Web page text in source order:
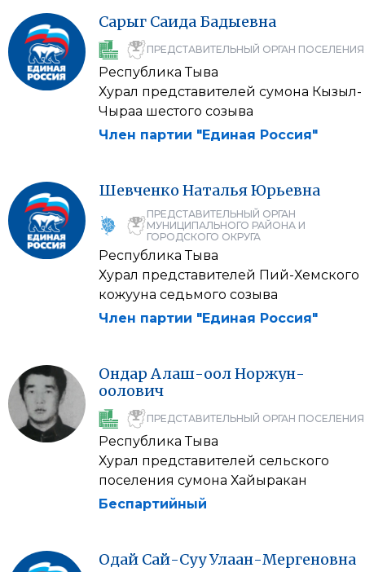
Сарыг Саида Бадыевна
ПРЕДСТАВИТЕЛЬНЫЙ ОРГАН ПОСЕЛЕНИЯ
Республика Тыва
Хурал представителей сумона Кызыл-
Чыраа шестого созыва
Член партии "Единая Россия"
Шевченко НатальяЮрьевна
ПРЕДСТАВИТЕЛЬНЫЙ ОРГАН
МУНИЦИПАЛЬНОГО РАЙОНА И
ГОРОДСКОГО ОКРУГА
Республика Тыва
Хурал представителей Пий-Хемского
кожууна седьмого созыва
Член партии "Единая Россия"
Ондар Алаш-оолНоржун-
оолович
ПРЕДСТАВИТЕЛЬНЫЙ ОРГАН ПОСЕЛЕНИЯ
Республика Тыва
Хурал представителей сельского
поселения сумона Хайыракан
Беспартийный
Одай Сай-СууУлаан-Мергеновна